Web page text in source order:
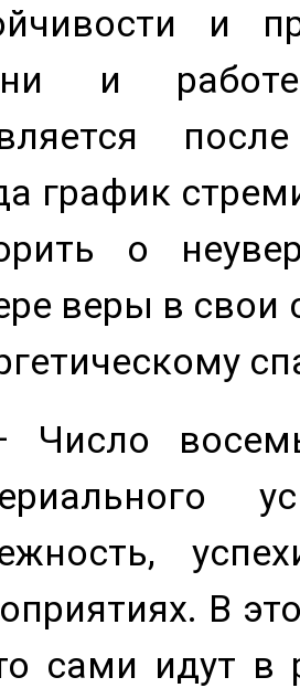
и
и
график
о
веры в свои
Число
В
сами идут в